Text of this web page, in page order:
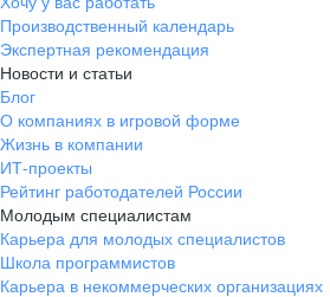
Производственный календарь
Экспертная рекомендация
Новости и статьи
Блог
О компаниях в игровой форме
Жизнь в компании
ИТ-проекты
Рейтинг работодателей России
Молодым специалистам
Карьера для молодых специалистов
Школа программистов
Карьера в некоммерческих организациях